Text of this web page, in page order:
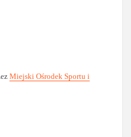
Miejski Ośrodek Sportu i